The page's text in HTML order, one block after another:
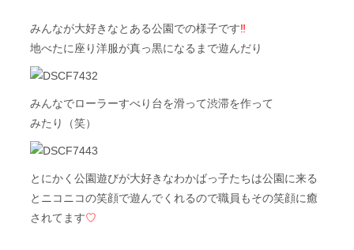
みんなが大好きなとある公園での様子です‼
地べたに座り洋服が真っ黒になるまで遊んだり
みんなでローラーすべり台を滑って渋滞を作って
みたり（笑）
とにかく公園遊びが大好きなわかばっ子たちは公園に来る
とニコニコの笑顔で遊んでくれるので職員もその笑顔に癒
されてます♡